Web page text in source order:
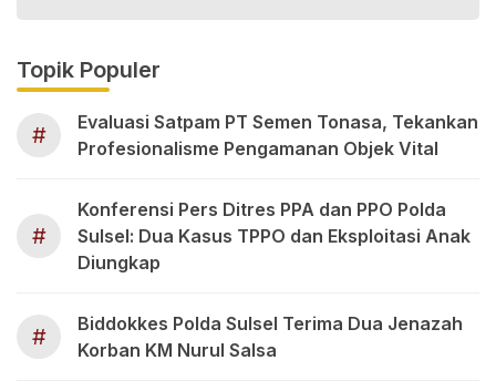
Topik Populer
#
Evaluasi Satpam PT Semen Tonasa, Tekankan
Profesionalisme Pengamanan Objek Vital
#
Konferensi Pers Ditres PPA dan PPO Polda
Sulsel: Dua Kasus TPPO dan Eksploitasi Anak
Diungkap
#
Biddokkes Polda Sulsel Terima Dua Jenazah
Korban KM Nurul Salsa